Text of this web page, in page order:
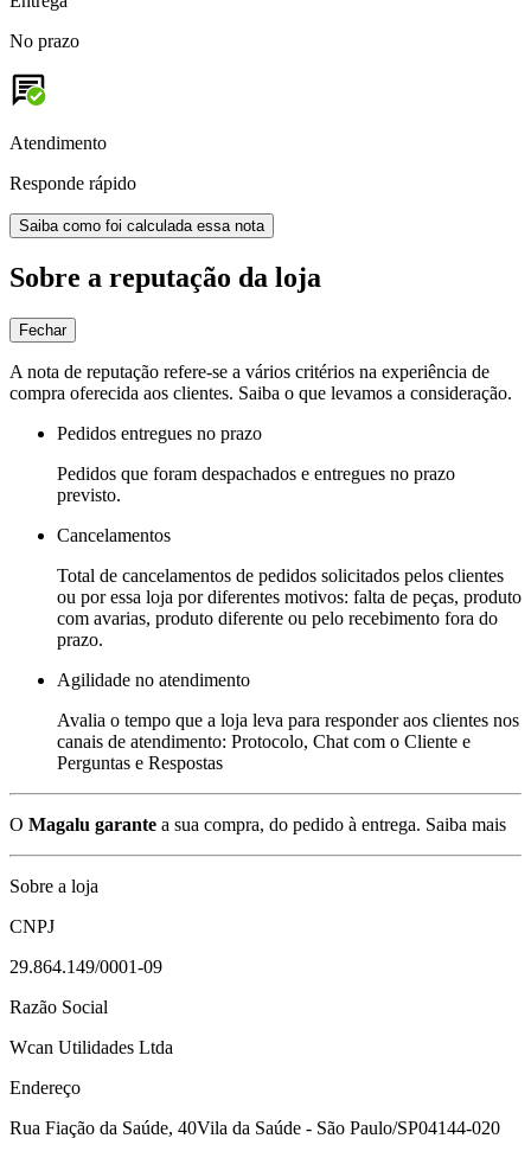
No prazo
Atendimento
Responde rápido
Saiba como foi calculada essa nota
Sobre a reputação da loja
Fechar
A nota de reputação refere-se a vários critérios na experiência de
compra oferecida aos clientes. Saiba o que levamos a consideração.
Pedidos entregues no prazo
Pedidos que foram despachados e entregues no prazo
previsto.
Cancelamentos
Total de cancelamentos de pedidos solicitados pelos clientes
ou por essa loja por diferentes motivos: falta de peças, produto
com avarias, produto diferente ou pelo recebimento fora do
prazo.
Agilidade no atendimento
Avalia o tempo que a loja leva para responder aos clientes nos
canais de atendimento: Protocolo, Chat com o Cliente e
Perguntas e Respostas
O Magalu garante a sua compra, do pedido à entrega. Saiba mais
Sobre a loja
CNPJ
29.864.149/0001-09
Razão Social
Wcan Utilidades Ltda
Endereço
Rua Fiação da Saúde, 40Vila da Saúde - São Paulo/SP04144-020